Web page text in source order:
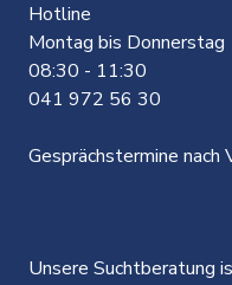
Hotline
Montag bis Donnerstag
08:30 - 11:30
041 972 56 30
Gesprächstermine nach
Unsere Suchtberatung